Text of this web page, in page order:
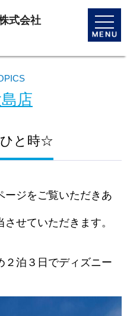
toggle
式会社
店
ひと時☆
ージをご覧いただきあ
せていただきます。
２泊３日でディズニー